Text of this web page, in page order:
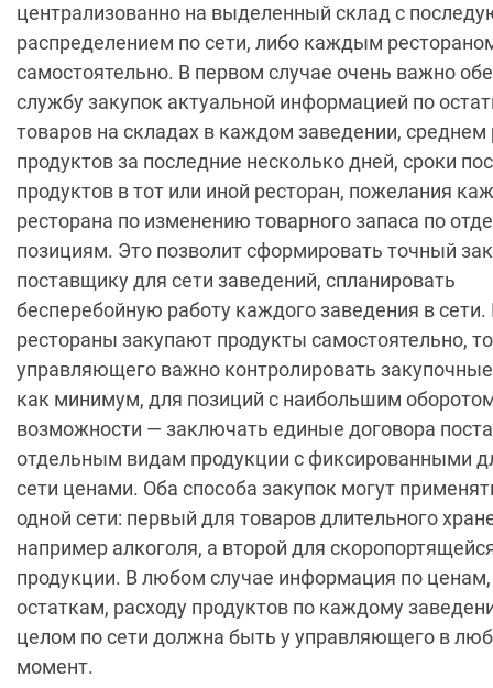
централизованно на выделенный склад с
распределением по сети, либо каждым
самостоятельно. В первом случае очень важно
службу закупок актуальной информацией по
товаров на складах в каждом заведении, среднем
продуктов за последние несколько дней, сроки
продуктов в тот или иной ресторан, пожелания
ресторана по изменению товарного запаса по
позициям. Это позволит сформировать точный
поставщику для сети заведений, спланировать
бесперебойную работу каждого заведения в сети.
рестораны закупают продукты самостоятельно,
управляющего важно контролировать
как минимум, для позиций с наибольшим
возможности — заключать единые договора
отдельным видам продукции с фиксированными
сети ценами. Оба способа закупок могут
одной сети: первый для товаров длительного
например алкоголя, а второй для
продукции. В любом случае информация по ценам,
остаткам, расходу продуктов по каждому
целом по сети должна быть у управляющего в
момент.